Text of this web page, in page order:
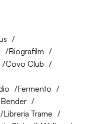
Biografilm
Covo Club
Fermento
Libreria Trame